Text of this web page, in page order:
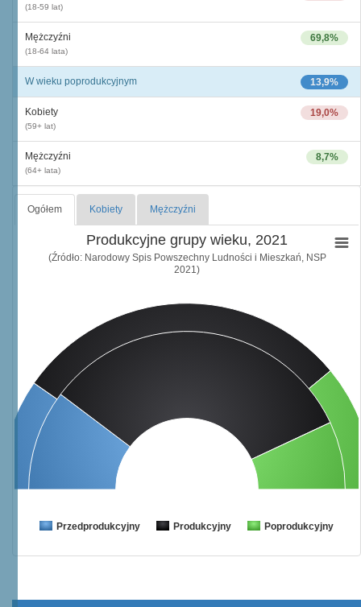
(18-59 lat)
69,8%
Mężczyźni
(18-64 lata)
13,9%
W wieku poprodukcyjnym
19,0%
Kobiety
(59+ lat)
8,7%
Mężczyźni
(64+ lata)
Ogółem Kobiety Mężczyźni
Produkcyjne grupy wieku, 2021
(Źródło: Narodowy Spis Powszechny Ludności i Mieszkań, NSP
2021)
Przedprodukcyjny Produkcyjny Poprodukcyjny